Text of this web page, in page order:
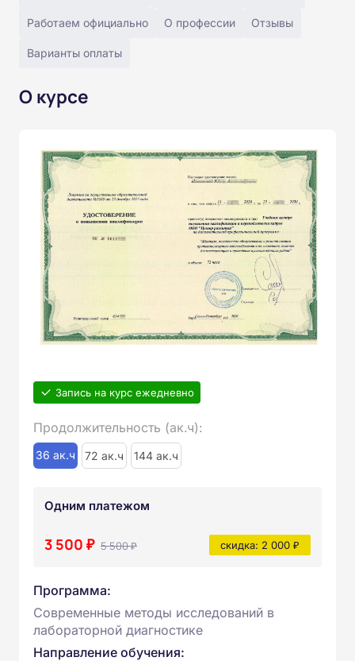
Работаем официально О профессии Отзывы
Варианты оплаты
О курсе
Запись на курс ежедневно
Продолжительность (ак.ч):
36 ак.ч 72 ак.ч 144 ак.ч
Одним платежом
3 500 ₽ 5 500 ₽ скидка: 2 000 ₽
Программа:
Современные методы исследований в
лабораторной диагностике
Направление обучения: